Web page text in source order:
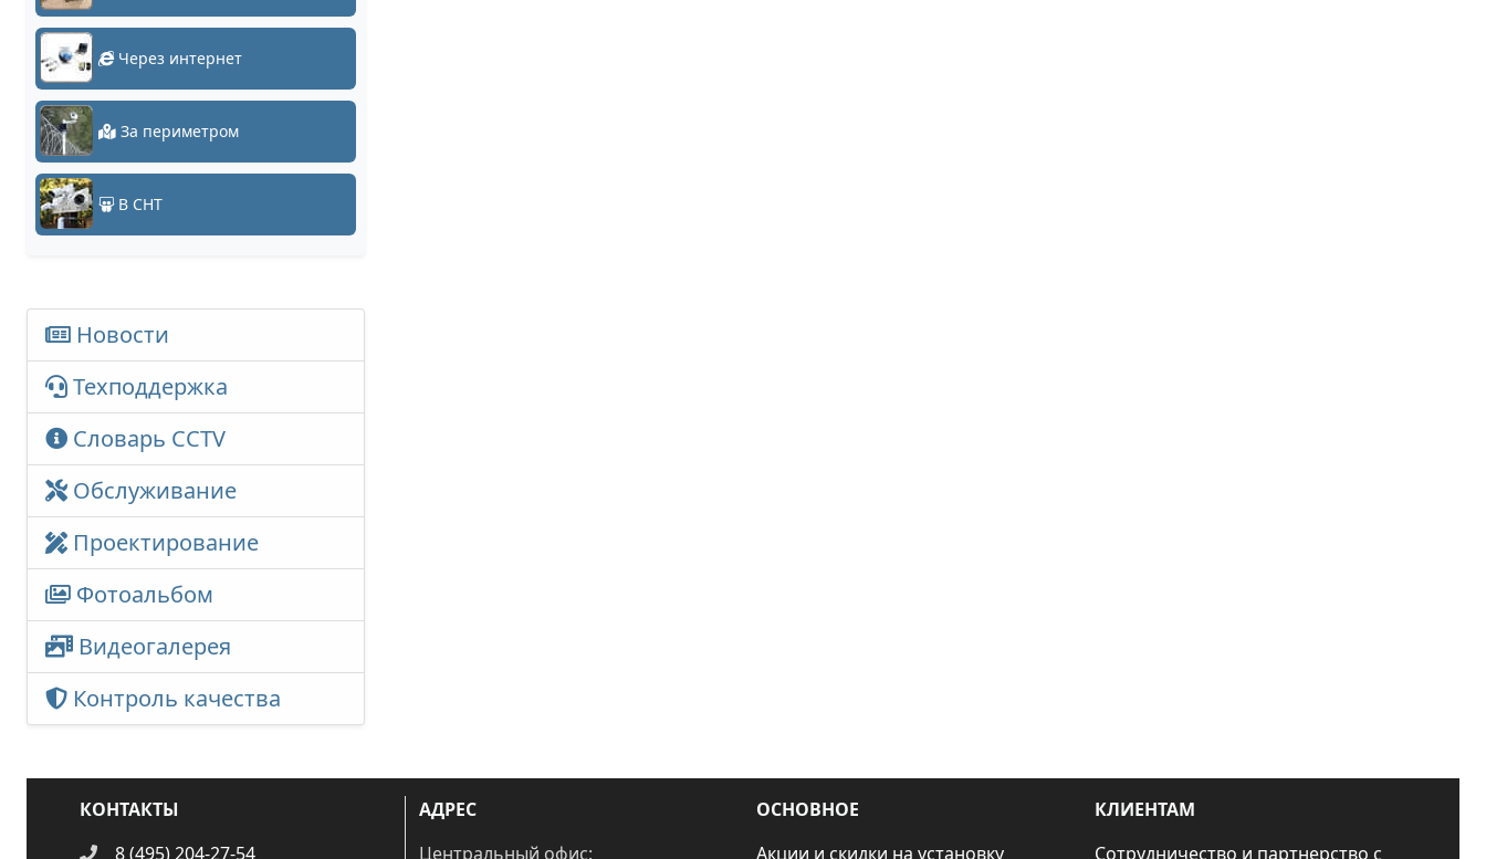
Через интернет
За периметром
В СНТ
Новости
Техподдержка
Словарь CCTV
Обслуживание
Проектирование
Фотоальбом
Видеогалерея
Контроль качества
КОНТАКТЫ
8 (495) 204-27-54
АДРЕС
Центральный офис:
ОСНОВНОЕ
Акции и скидки на установку
КЛИЕНТАМ
Сотрудничество и партнерство с